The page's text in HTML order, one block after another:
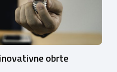
obrte